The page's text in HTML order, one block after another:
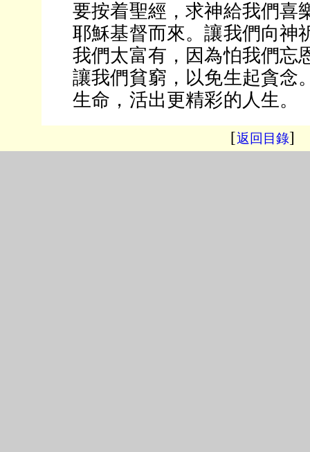
要按着聖經，求神給我們喜
耶穌基督而來。讓我們向神
我們太富有，因為怕我們忘
讓我們貧窮，以免生起貪念
生命，活出更精彩的人生。
[返回目錄]